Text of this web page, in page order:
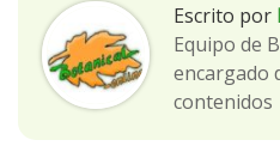
Escrito por
Equipo de
encargado
contenidos